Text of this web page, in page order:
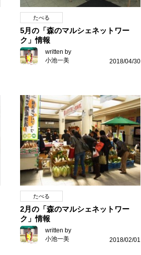
たべる
5月の「森のマルシェネットワー
ク」情報
written by
小池一美
2018/04/30
たべる
2月の「森のマルシェネットワー
ク」情報
written by
小池一美
2018/02/01